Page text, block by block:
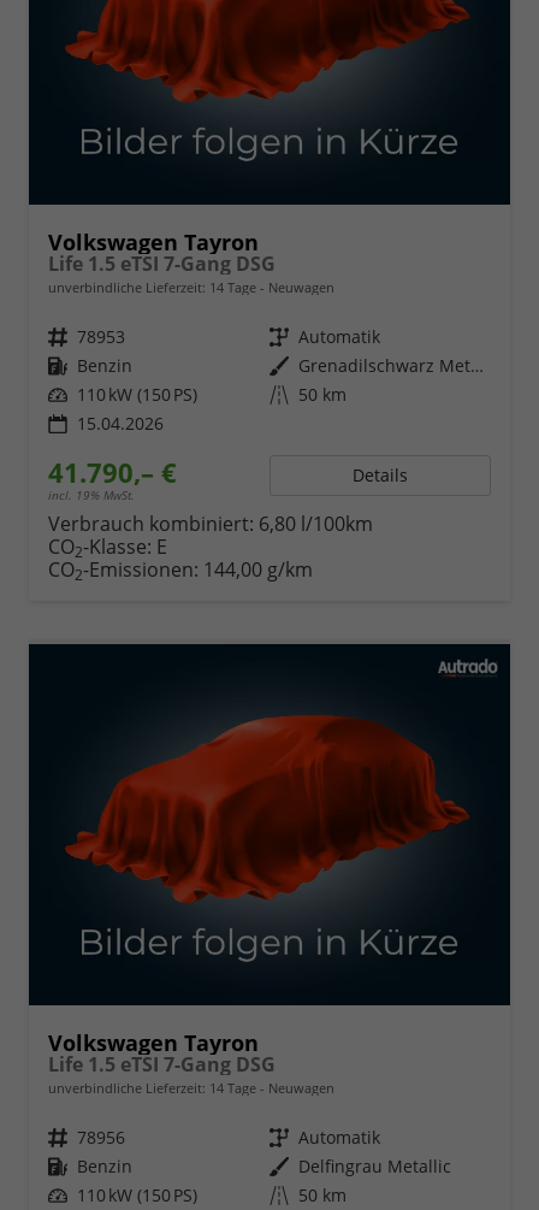
Volkswagen Tayron
Life 1.5 eTSI 7-Gang DSG
unverbindliche Lieferzeit: 14 Tage Neuwagen
Fahrzeugnr. 78953 Getriebe Automatik
Kraftstoff Benzin Außenfarbe
Grenadilschwarz Metallic
Leistung 110 kW (150 PS) Kilometerstand 50 km
15.04.2026
41.790,– €
incl. 19% MwSt.
Details
Verbrauch kombiniert: 6,80 l/100km
CO2-Klasse: E
CO2-Emissionen: 144,00 g/km
Volkswagen Tayron
Life 1.5 eTSI 7-Gang DSG
unverbindliche Lieferzeit: 14 Tage Neuwagen
Fahrzeugnr. 78956 Getriebe Automatik
Kraftstoff Benzin Außenfarbe Delfingrau Metallic
Leistung 110 kW (150 PS) Kilometerstand 50 km